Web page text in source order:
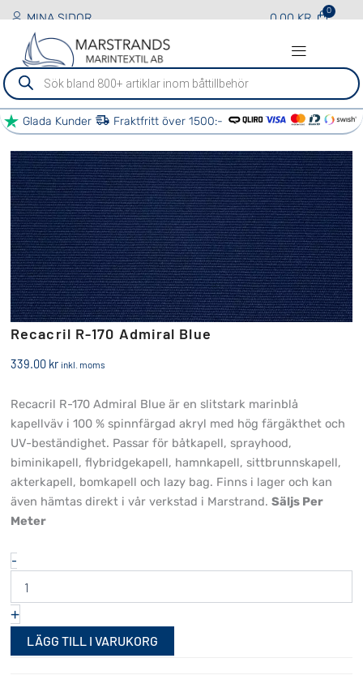
MINA SIDOR 0.00KR
Sök
efter
produkter
Glada Kunder
Fraktfritt över 1500:-
Recacril R-170 Admiral Blue
339.00 kr inkl. moms
Recacril R-170 Admiral Blue är en slitstark marinblå
kapellväv i 100 % spinnfärgad akryl med hög färgäkthet och
UV-beständighet. Passar för båtkapell, sprayhood,
biminikapell, flybridgekapell, hamnkapell, sittbrunnskapell,
akterkapell, bomkapell och lazy bag. Finns i lager och kan
även hämtas direkt i vår verkstad i Marstrand. Säljs Per
Meter
-Recacril
R-
170
Admiral
Blue
mängd
+
LÄGG TILL I VARUKORG